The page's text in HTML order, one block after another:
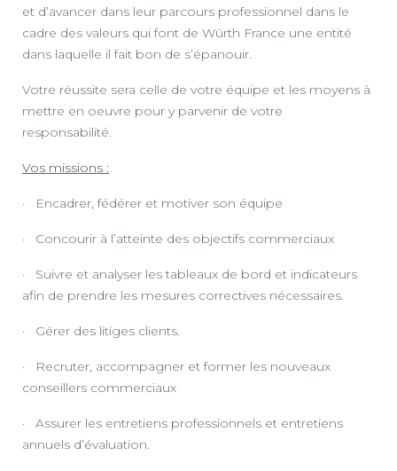
et d’avancer dans leur parcours professionnel dans le
cadre des valeurs qui font de Würth France une entité
dans laquelle il fait bon de s’épanouir.
Votre réussite sera celle de votre équipe et les moyens à
mettre en oeuvre pour y parvenir de votre
responsabilité.
Vos missions :
· Encadrer, fédérer et motiver son équipe
· Concourir à l’atteinte des objectifs commerciaux
· Suivre et analyser les tableaux de bord et indicateurs
afin de prendre les mesures correctives nécessaires.
· Gérer des litiges clients.
· Recruter, accompagner et former les nouveaux
conseillers commerciaux
· Assurer les entretiens professionnels et entretiens
annuels d’évaluation.